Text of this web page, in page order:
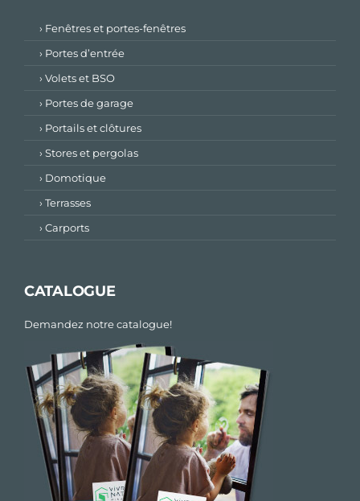
› Fenêtres et portes-fenêtres
› Portes d’entrée
› Volets et BSO
› Portes de garage
› Portails et clôtures
› Stores et pergolas
› Domotique
› Terrasses
› Carports
CATALOGUE
Demandez notre catalogue!